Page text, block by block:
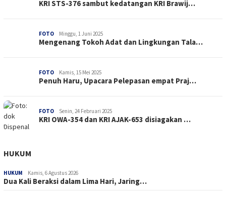
KRI STS-376 sambut kedatangan KRI Brawij…
FOTO Minggu, 1 Juni 2025
Mengenang Tokoh Adat dan Lingkungan Tala…
FOTO Kamis, 15 Mei 2025
Penuh Haru, Upacara Pelepasan empat Praj…
FOTO Senin, 24 Februari 2025
KRI OWA-354 dan KRI AJAK-653 disiagakan …
HUKUM
HUKUM Kamis, 6 Agustus 2026
Dua Kali Beraksi dalam Lima Hari, Jaring…